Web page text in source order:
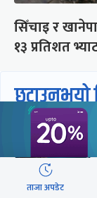
सिँचाइ र
१३ प्रतिशत
छुटाउनुभयो
ताजा अपडेट